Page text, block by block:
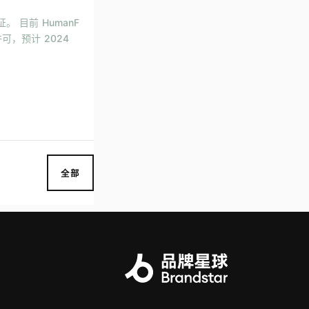
。 目前 HumanF
可，预计 2024
全部